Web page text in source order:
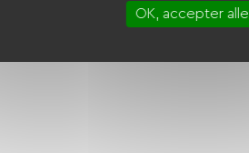
OK, accepter alle